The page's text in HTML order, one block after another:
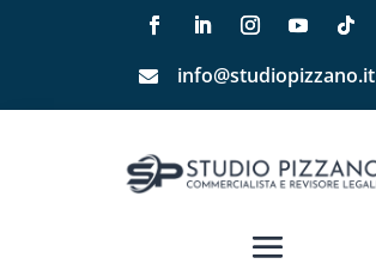
 info@studiopizzano.it